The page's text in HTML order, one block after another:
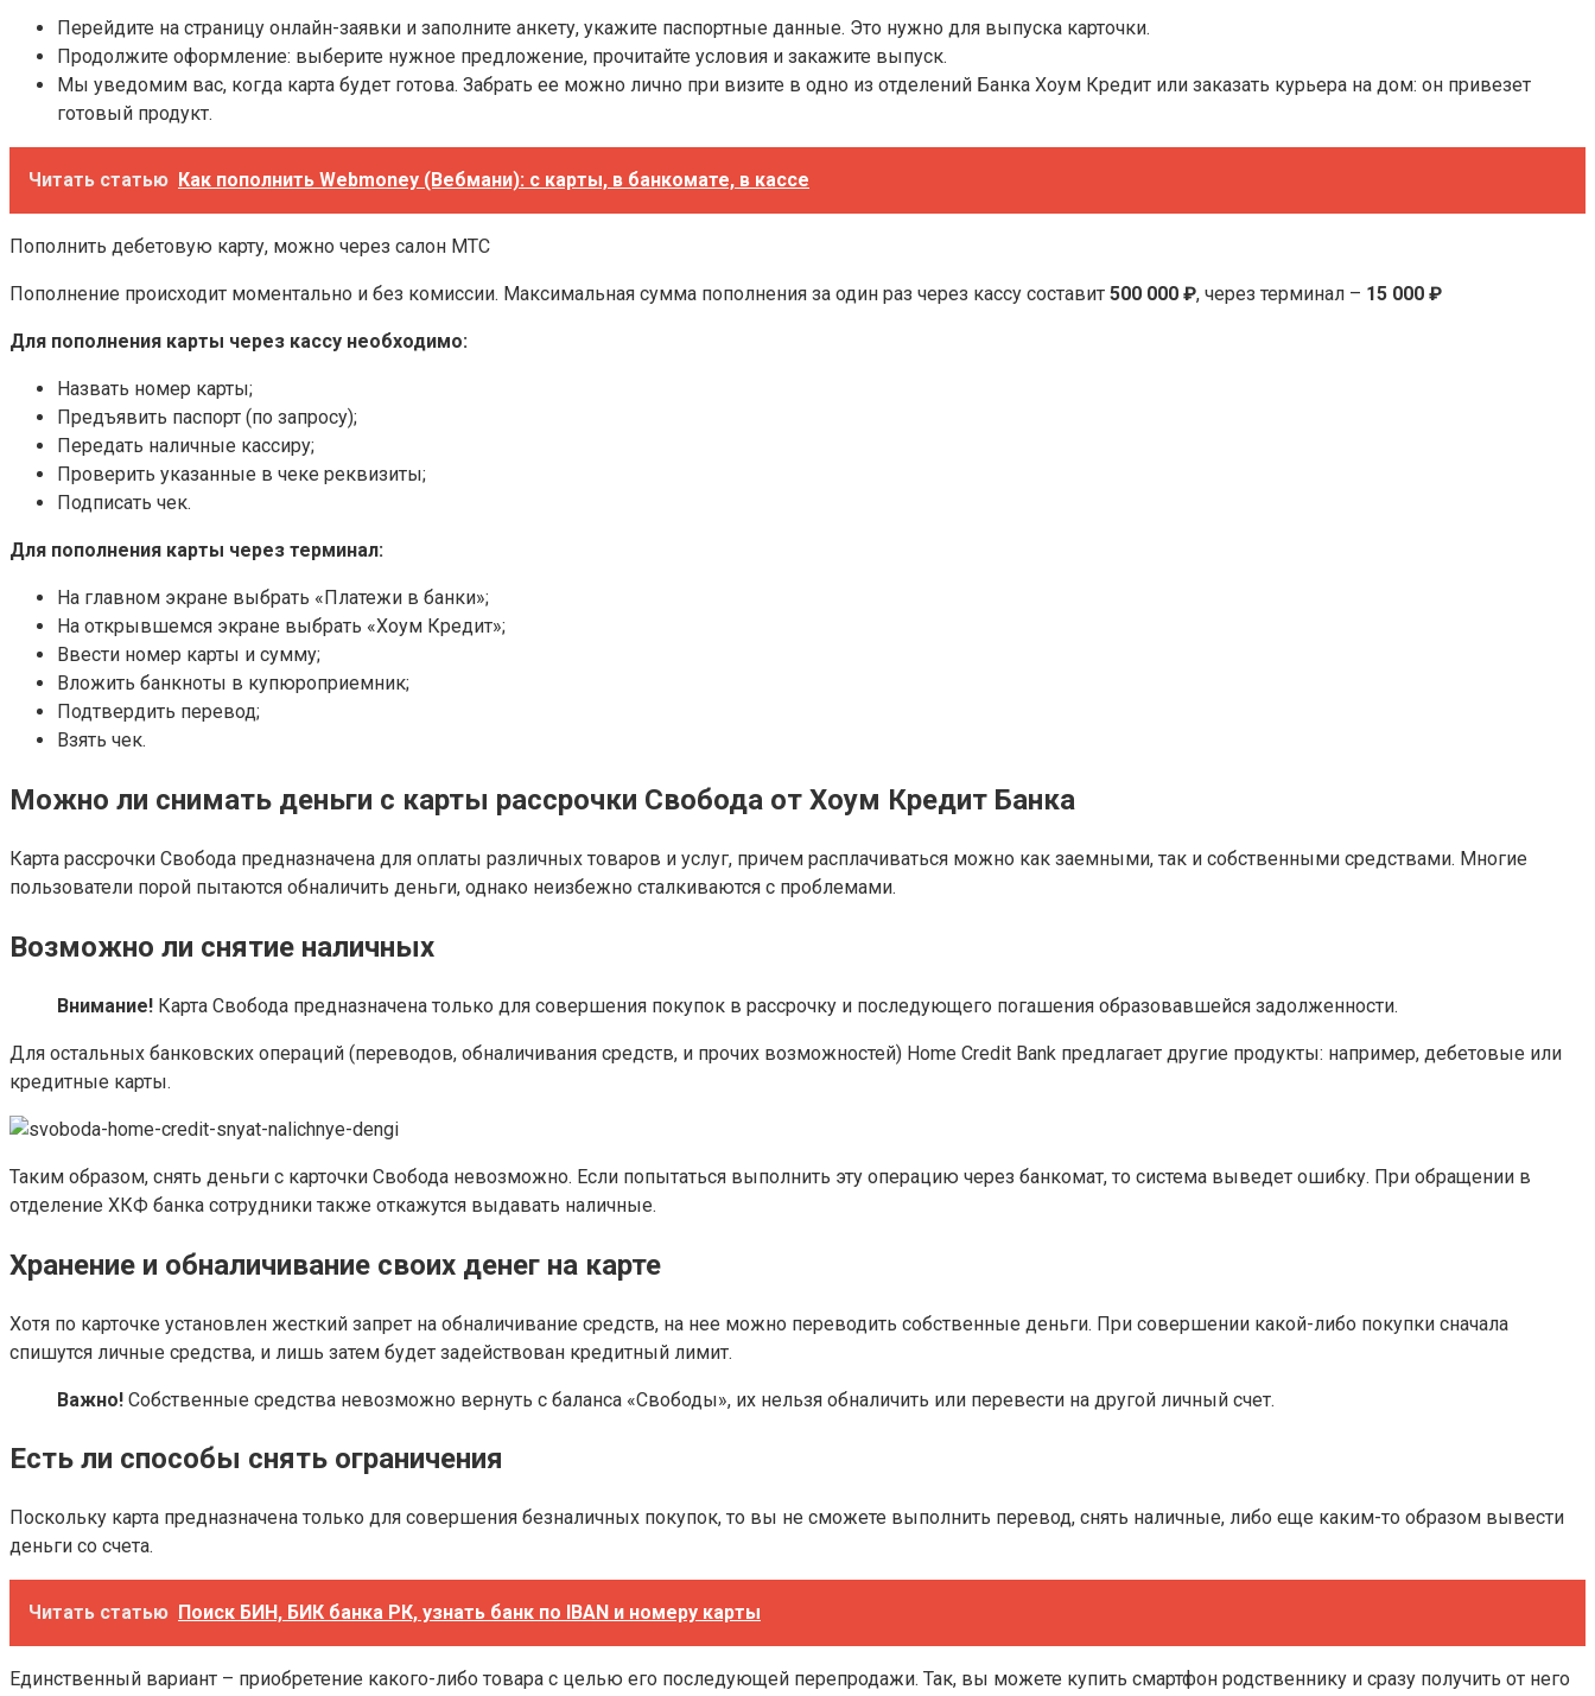
Перейдите на страницу онлайн-заявки и заполните анкету, укажите паспортные данные. Это нужно для выпуска карточки.
Продолжите оформление: выберите нужное предложение, прочитайте условия и закажите выпуск.
Мы уведомим вас, когда карта будет готова. Забрать ее можно лично при визите в одно из отделений Банка Хоум Кредит или заказать курьера на дом: он привезет
готовый продукт.
Читать статью Как пополнить Webmoney (Вебмани): с карты, в банкомате, в кассе
Пополнить дебетовую карту, можно через салон МТС
Пополнение происходит моментально и без комиссии. Максимальная сумма пополнения за один раз через кассу составит 500 000 ₽, через терминал – 15 000 ₽
Для пополнения карты через кассу необходимо:
Назвать номер карты;
Предъявить паспорт (по запросу);
Передать наличные кассиру;
Проверить указанные в чеке реквизиты;
Подписать чек.
Для пополнения карты через терминал:
На главном экране выбрать «Платежи в банки»;
На открывшемся экране выбрать «Хоум Кредит»;
Ввести номер карты и сумму;
Вложить банкноты в купюроприемник;
Подтвердить перевод;
Взять чек.
Можно ли снимать деньги с карты рассрочки Свобода от Хоум Кредит Банка
Карта рассрочки Свобода предназначена для оплаты различных товаров и услуг, причем расплачиваться можно как заемными, так и собственными средствами. Многие
пользователи порой пытаются обналичить деньги, однако неизбежно сталкиваются с проблемами.
Возможно ли снятие наличных
Внимание! Карта Свобода предназначена только для совершения покупок в рассрочку и последующего погашения образовавшейся задолженности.
Для остальных банковских операций (переводов, обналичивания средств, и прочих возможностей) Home Credit Bank предлагает другие продукты: например, дебетовые или
кредитные карты.
Таким образом, снять деньги с карточки Свобода невозможно. Если попытаться выполнить эту операцию через банкомат, то система выведет ошибку. При обращении в
отделение ХКФ банка сотрудники также откажутся выдавать наличные.
Хранение и обналичивание своих денег на карте
Хотя по карточке установлен жесткий запрет на обналичивание средств, на нее можно переводить собственные деньги. При совершении какой-либо покупки сначала
спишутся личные средства, и лишь затем будет задействован кредитный лимит.
Важно! Собственные средства невозможно вернуть с баланса «Свободы», их нельзя обналичить или перевести на другой личный счет.
Есть ли способы снять ограничения
Поскольку карта предназначена только для совершения безналичных покупок, то вы не сможете выполнить перевод, снять наличные, либо еще каким-то образом вывести
деньги со счета.
Читать статью Поиск БИН, БИК банка РК, узнать банк по IBAN и номеру карты
Единственный вариант – приобретение какого-либо товара с целью его последующей перепродажи. Так, вы можете купить смартфон родственнику и сразу получить от него